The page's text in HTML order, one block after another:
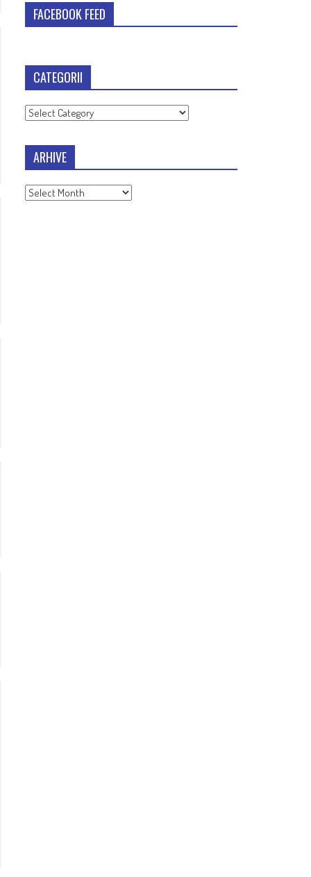
FACEBOOK FEED
CATEGORII
Categorii
ARHIVE
Arhive